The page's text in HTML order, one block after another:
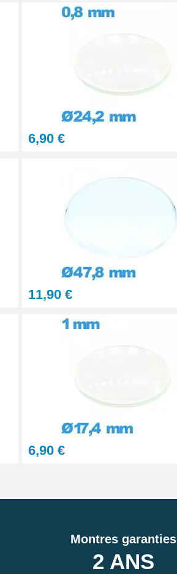
6,90 €
11,90 €
6,90 €
Montres garanties
2 ANS